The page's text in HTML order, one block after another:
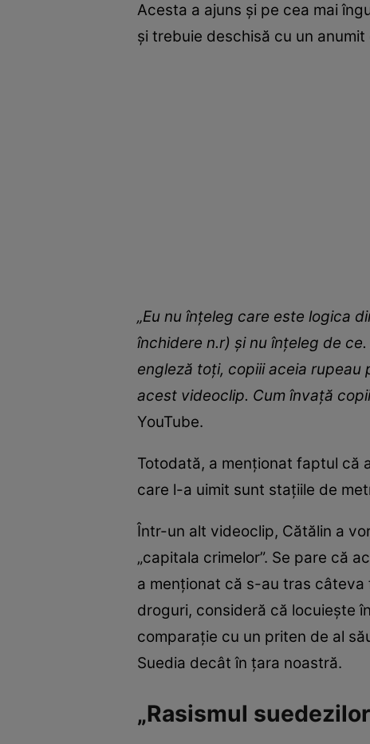
Acesta a ajuns și pe cea mai
și trebuie deschisă cu un anumit
„Eu nu înțeleg care este logica
închidere n.r) și nu înțeleg de
engleză toți, copiii aceia rupeau
acest videoclip. Cum învață
YouTube.
Totodată, a menționat faptul că
care l-a uimit sunt stațiile de
Într-un alt videoclip, Cătălin a
„capitala crimelor”. Se pare că
a menționat că s-au tras
droguri, consideră că locuiește
comparație cu un priten de al
Suedia decât în țara noastră.
„Rasismul